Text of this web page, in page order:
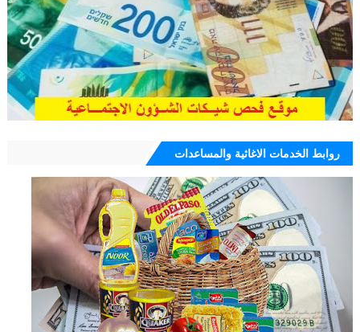
روابط الخدمات الاغاثية والمساعدات